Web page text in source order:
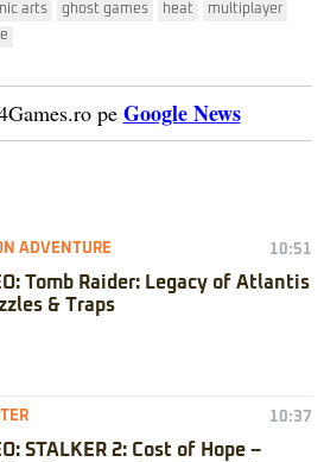
arts ghost games heat
multiplayer
pe Google News
ADVENTURE 10:51
Tomb Raider: Legacy of Atlantis
& Traps
10:37
STALKER 2: Cost of Hope –